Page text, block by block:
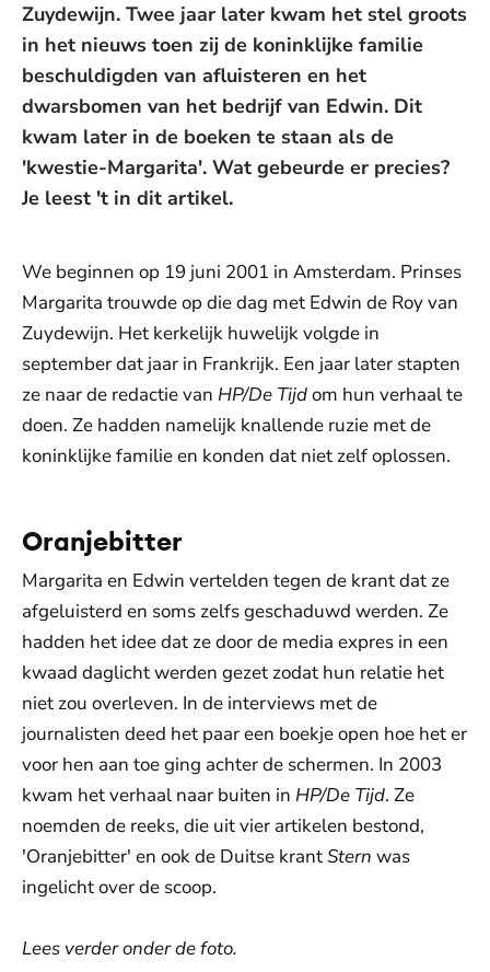
Zuydewijn. Twee jaar later kwam het stel groots
in het nieuws toen zij de koninklijke familie
beschuldigden van afluisteren en het
dwarsbomen van het bedrijf van Edwin. Dit
kwam later in de boeken te staan als de
'kwestie-Margarita'. Wat gebeurde er precies?
Je leest 't in dit artikel.
We beginnen op 19 juni 2001 in Amsterdam. Prinses
Margarita trouwde op die dag met Edwin de Roy van
Zuydewijn. Het kerkelijk huwelijk volgde in
september dat jaar in Frankrijk. Een jaar later stapten
ze naar de redactie van HP/De Tijdom hun verhaal te
doen. Ze hadden namelijk knallende ruzie met de
koninklijke familie en konden dat niet zelf oplossen.
Oranjebitter
Margarita en Edwin vertelden tegen de krant dat ze
afgeluisterd en soms zelfs geschaduwd werden. Ze
hadden het idee dat ze door de media expres in een
kwaad daglicht werden gezet zodat hun relatie het
niet zou overleven. In de interviews met de
journalisten deed het paar een boekje open hoe het er
voor hen aan toe ging achter de schermen. In 2003
kwam het verhaal naar buiten in HP/De Tijd. Ze
noemden de reeks, die uit vier artikelen bestond,
'Oranjebitter' en ook de Duitse krantStern was
ingelicht over de scoop.
Lees verder onder de foto.